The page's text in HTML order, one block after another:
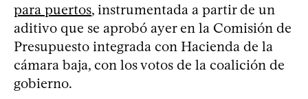
para puertos, instrumentada a partir de un
aditivo que se aprobó ayer en la Comisión de
Presupuesto integrada con Hacienda de la
cámara baja, con los votos de la coalición de
gobierno.